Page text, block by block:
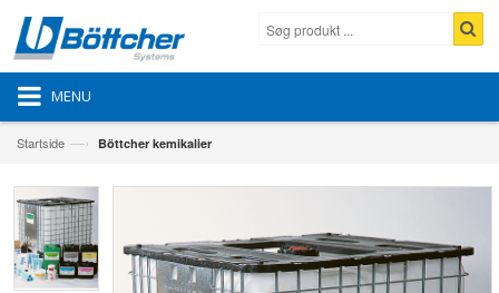
MENU
Startside —› Böttcher kemikalier